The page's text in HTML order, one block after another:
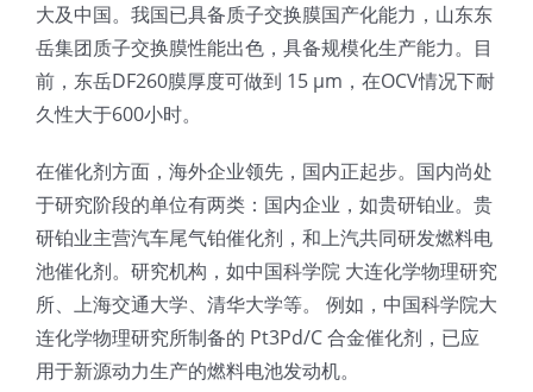
光伏技术科普
半导体技术科普
医疗器械技术科普
粉体行业技术科普
联系我们
中文
中文
ENGLISH
大及中国。我国已具备质子交换膜国产化能力，山东东
岳集团质子交换膜性能出色，具备规模化生产能力。目
前，东岳DF260膜厚度可做到 15 μm，在OCV情况下耐
久性大于600小时。
在催化剂方面，海外企业领先，国内正起步。国内尚处
于研究阶段的单位有两类：国内企业，如贵研铂业。贵
研铂业主营汽车尾气铂催化剂，和上汽共同研发燃料电
池催化剂。研究机构，如中国科学院 大连化学物理研究
所、上海交通大学、清华大学等。 例如，中国科学院大
连化学物理研究所制备的 Pt3Pd/C 合金催化剂，已应
用于新源动力生产的燃料电池发动机。